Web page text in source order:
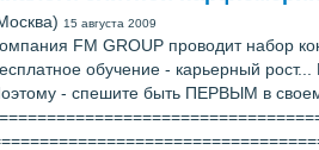
15 августа 2009
FM GROUP проводит набор
обучение - карьерный
- спешите быть ПЕРВЫМ в